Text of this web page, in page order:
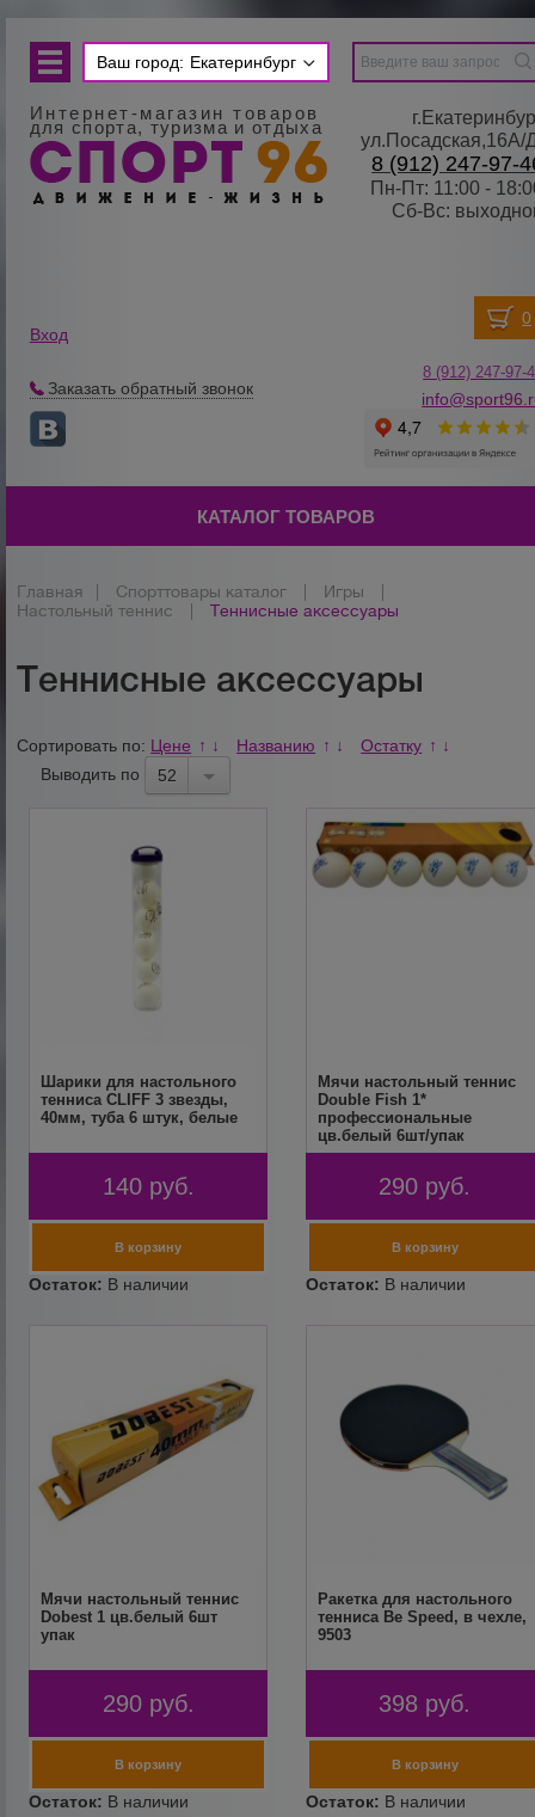
Ваш город: Екатеринбург
Интернет-магазин товаров
для спорта, туризма и отдыха
8 (912) 247-97-
Пн-Пт: 11:00 -
Сб-Вс:
Вход
Заказать обратный звонок
8 (912) 247-97-
КАТАЛОГ ТОВАРОВ
Главная Спорттовары каталог Игры
Настольный теннис
Теннисные аксессуары
Теннисные аксессуары
Сортировать по: Цене ↑ ↓ Названию ↑ ↓ Остатку ↑ ↓
Выводить по 52
Шарики для настольного
тенниса CLIFF 3 звезды,
40мм, туба 6 штук, белые
140 руб.
Мячи настольный теннис
Double Fish 1*
профессиональные
цв.белый 6шт/упак
290 руб.
Мячи настольный теннис
Dobest 1 цв.белый 6шт
упак
290 руб.
Ракетка для настольного
тенниса Be Speed, в чехле,
9503
398 руб.